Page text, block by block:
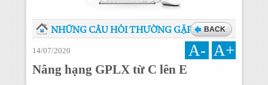
NHỮNG CÂU HỎI THƯỜNG GẶP BACK
14/07/2020 A- A+
Nâng hạng GPLX từ C lên E